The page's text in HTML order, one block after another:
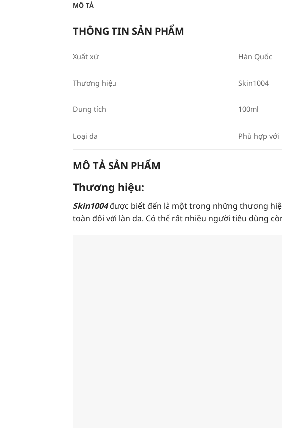
MÔ TẢ
THÔNG TIN SẢN PHẨM
Xuất xứ Hàn Quốc
Thương hiệu Skin1004
Dung tích 100ml
Loại da Phù hợp với
MÔ TẢ SẢN PHẨM
Thương hiệu:
Skin1004được biết đến là một trong những thương
toàn đối với làn da. Có thể rất nhiều người tiêu dùng